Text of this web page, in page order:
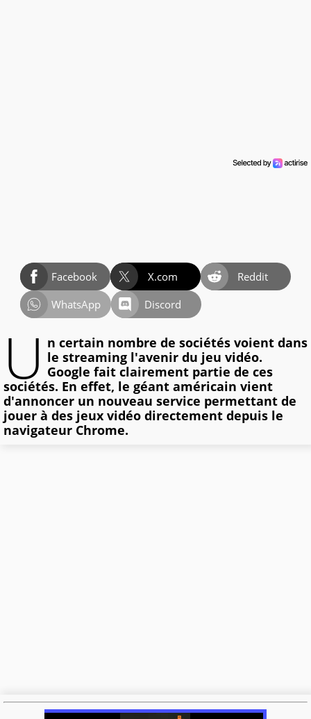
Facebook X.com
Reddit
WhatsApp
Discord
U n certain nombre de sociétés voient dans
le streaming l'avenir du jeu vidéo.
Google fait clairement partie de ces
sociétés. En effet, le géant américain vient
d'annoncer un nouveau service permettant de
jouer à des jeux vidéo directement depuis le
navigateur Chrome.